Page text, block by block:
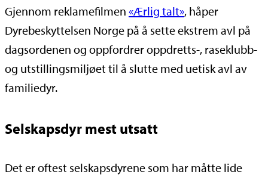
Gjennom reklamefilmen «Ærlig talt», håper
Dyrebeskyttelsen Norge på å sette ekstrem avl på
dagsordenen og oppfordrer oppdretts-, raseklubb-
og utstillingsmiljøet til å slutte med uetisk avl av
familiedyr.
Selskapsdyr mest utsatt
Det er oftest selskapsdyrene som har måtte lide